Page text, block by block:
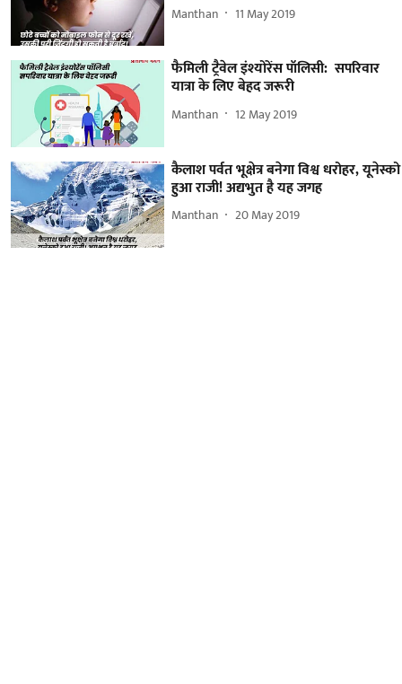
Manthan 11 May 2019
फैमिली ट्रैवेल इंश्योरेंस पॉलिसी: सपरिवार
यात्रा के लिए बेहद जरूरी
Manthan 12 May 2019
कैलाश पर्वत भूक्षेत्र बनेगा विश्व धरोहर, यूनेस्को
हुआ राजी! अद्यभुत है यह जगह
Manthan 20 May 2019